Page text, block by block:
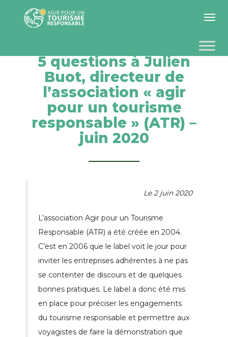
Toggle
5 questions à Julien
Buot, directeur de
l’association « agir
pour un tourisme
responsable » (ATR) –
juin 2020
Le 2 juin 2020
L’association Agir pour un Tourisme
Responsable (ATR) a été créée en 2004.
C’est en 2006 que le label voit le jour pour
inviter les entreprises adhérentes à ne pas
se contenter de discours et de quelques
bonnes pratiques. Le label a donc été mis
en place pour préciser les engagements
du tourisme responsable et permettre aux
voyagistes de faire la démonstration que